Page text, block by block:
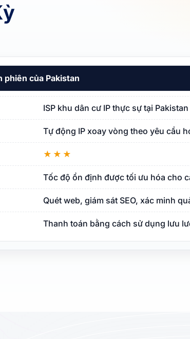
phiên của Pakistan
ISP khu dân cư IP thực sự tại
Tự động IP xoay vòng theo yêu cầu
★★★
Tốc độ ổn định được tối ưu hóa cho
Quét web, giám sát SEO, xác minh
Thanh toán bằng cách sử dụng lưu